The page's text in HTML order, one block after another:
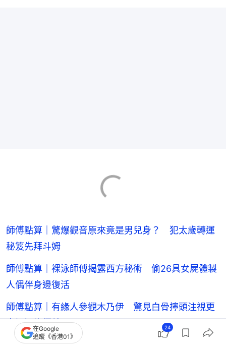
師傅點算｜驚爆觀音原來竟是男兒身？ 犯太歲轉運
秘笈先拜斗姆
師傅點算｜裸泳師傅揭露西方秘術 偷26具女屍體製
人偶伴身邊復活
師傅點算｜有緣人參觀木乃伊 驚見白骨擰頭注視更
自爆姻緣極差
東張西望｜港人北上誤墮免費按摩陷阱 遭搶手機強
在Google
追蹤《香港01》
24